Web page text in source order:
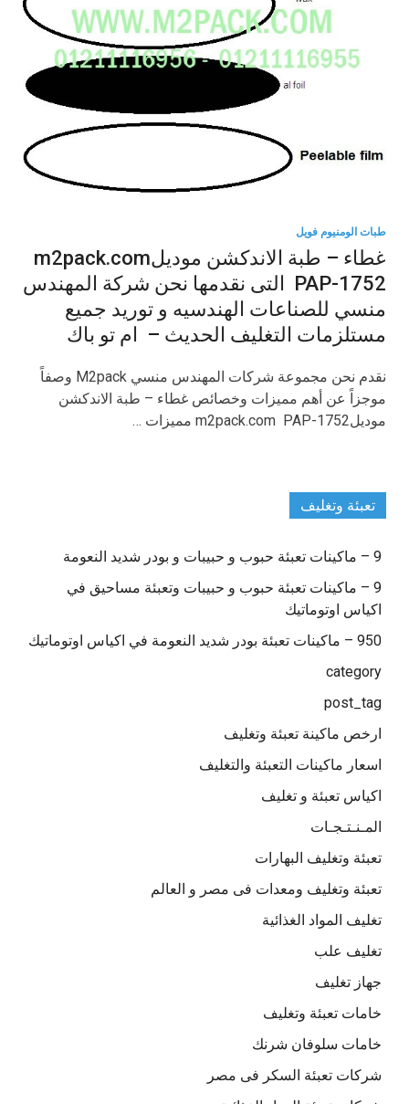
طبات الومنيوم فويل
غطاء – طبة الاندكشن موديلm2pack.com
PAP-1752 التى نقدمها نحن شركة المهندس
منسي للصناعات الهندسيه و توريد جميع
مستلزمات التغليف الحديث – ام تو باك
نقدم نحن مجموعة شركات المهندس منسي M2pack وصفاً
موجزاً عن أهم مميزات وخصائص غطاء – طبة الاندكشن
موديلm2pack.com PAP-1752 مميزات …
تعبئة وتغليف
9 – ماكينات تعبئة حبوب و حبيبات و بودر شديد النعومة
9 – ماكينات تعبئة حبوب و حبيبات وتعبئة مساحيق في
اكياس اوتوماتيك
950 – ماكينات تعبئة بودر شديد النعومة في اكياس اوتوماتيك
category
post_tag
ارخص ماكينة تعبئة وتغليف
اسعار ماكينات التعبئة والتغليف
اكياس تعبئة و تغليف
المـنـتـجـات
تعبئة وتغليف البهارات
تعبئة وتغليف ومعدات فى مصر و العالم
تغليف المواد الغذائية
تغليف علب
جهاز تغليف
خامات تعبئة وتغليف
خامات سلوفان شرنك
شركات تعبئة السكر فى مصر